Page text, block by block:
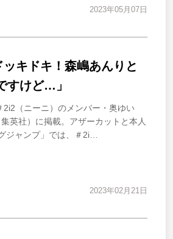
2023年05月07日
キドキ！森嶋あんりと
すけど…」
（ニーニ）のメンバー・奥ゆい
英社）に掲載。アザーカットと本人
ジャンプ」では、＃2i…
2023年02月21日